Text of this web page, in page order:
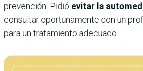
prevención. Pidió evitar la
consultar oportunamente con un
para un tratamiento adecuado.